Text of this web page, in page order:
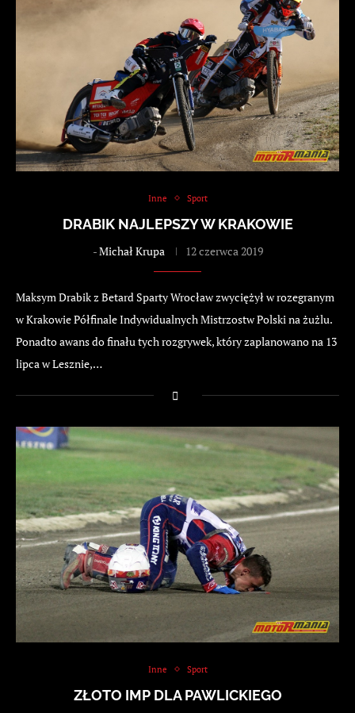
Inne Sport
DRABIK NAJLEPSZY W KRAKOWIE
-Michał Krupa 12 czerwca 2019
Maksym Drabik z Betard Sparty Wrocław zwyciężył w rozegranym
w Krakowie Półfinale Indywidualnych Mistrzostw Polski na żużlu.
Ponadto awans do finału tych rozgrywek, który zaplanowano na 13
lipca w Lesznie,…
Inne Sport
ZŁOTO IMP DLA PAWLICKIEGO